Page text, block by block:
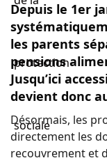
Depuis le 1er
les parents
pensions
Jusqu’ici
devient donc
Désormais, les
directement les
recouvrement et